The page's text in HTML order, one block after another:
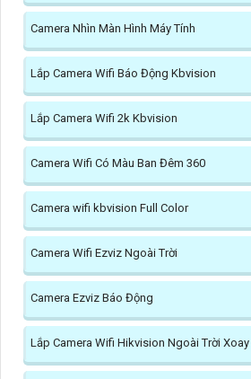
Camera Nhìn Màn Hình Máy Tính
Lắp Camera Wifi Báo Động Kbvision
Lắp Camera Wifi 2k Kbvision
Camera Wifi Có Màu Ban Đêm 360
Camera wifi kbvision Full Color
Camera Wifi Ezviz Ngoài Trời
Camera Ezviz Báo Động
Lắp Camera Wifi Hikvision Ngoài Trời Xoay